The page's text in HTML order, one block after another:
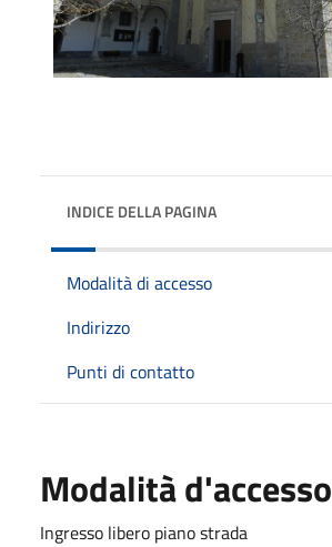
INDICE DELLA PAGINA
Modalità di accesso
Indirizzo
Punti di contatto
Modalità d'accesso
Ingresso libero piano strada